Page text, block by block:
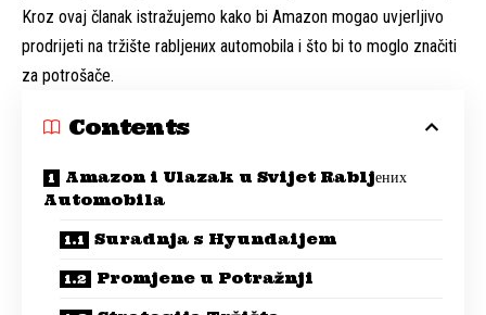
Kroz ovaj članak istražujemo kako bi Amazon mogao uvjerljivo
prodrijeti na tržište rabljених automobila i što bi to moglo značiti
za potrošače.
Contents
Amazon i Ulazak u Svijet Rabljених
Automobila
Suradnja s Hyundaijem
Promjene u Potražnji